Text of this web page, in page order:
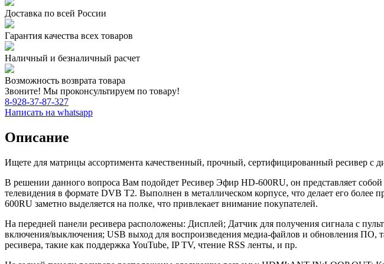
Доставка по всей России
Гарантия качества всех товаров
Наличный и безналичный расчет
Возможность возврата товара
Звоните! Мы проконсультируем по товару!
8-928-37-87-327
Написать на whatsapp
Описание
Ищете для матрицы ассортимента качественный, прочный, сертифицированный ресивер с
В решении данного вопроса Вам подойдет Ресивер Эфир HD-600RU, он представляет
телевидения в формате DVB T2. Выполнен в металлическом корпусе, что делает его
600RU заметно выделяется на полке, что привлекает внимание покупателей.
На передней панели ресивера расположены: Дисплей; Датчик для получения сигнала с
включения/выключения; USB выход для воспроизведения медиа-файлов и обновления
ресивера, такие как поддержка YouTube, IP TV, чтение RSS ленты, и пр.